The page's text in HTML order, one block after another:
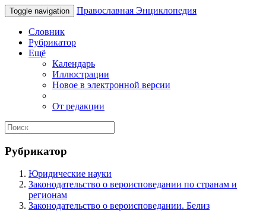
Toggle navigation Православная Энциклопедия
Словник
Рубрикатор
Ещё
Календарь
Иллюстрации
Новое в электронной версии
От редакции
Рубрикатор
Юридические науки
Законодательство о вероисповедании по странам и
регионам
Законодательство о вероисповедании. Белиз